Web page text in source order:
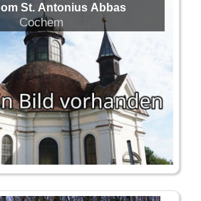
St. Antonius Abbas
Cochem